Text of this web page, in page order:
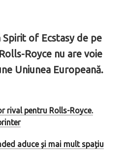
of Ecstasy de pe
Royce nu are voie
Uniunea Europeană.
rival pentru Rolls-Royce.
aduce și mai mult spațiu